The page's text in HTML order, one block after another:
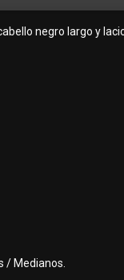
negro largo y
/ Medianos.